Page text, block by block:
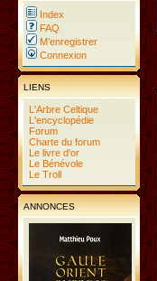
Index
FAQ
M’enregistrer
Connexion
LIENS
L'Arbre Celtique
L'encyclopédie
Forum
Charte du forum
Le livre d'or
Le Bénévole
Le Troll
ANNONCES